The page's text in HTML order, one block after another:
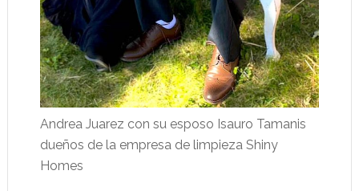
Andrea Juarez con su esposo Isauro Tamanis
dueños de la empresa de limpieza Shiny
Homes